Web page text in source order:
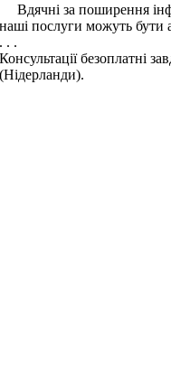
Вдячні за поширення
наші послуги можуть бути
. . .
Консультації безоплатні
(Нідерланди).